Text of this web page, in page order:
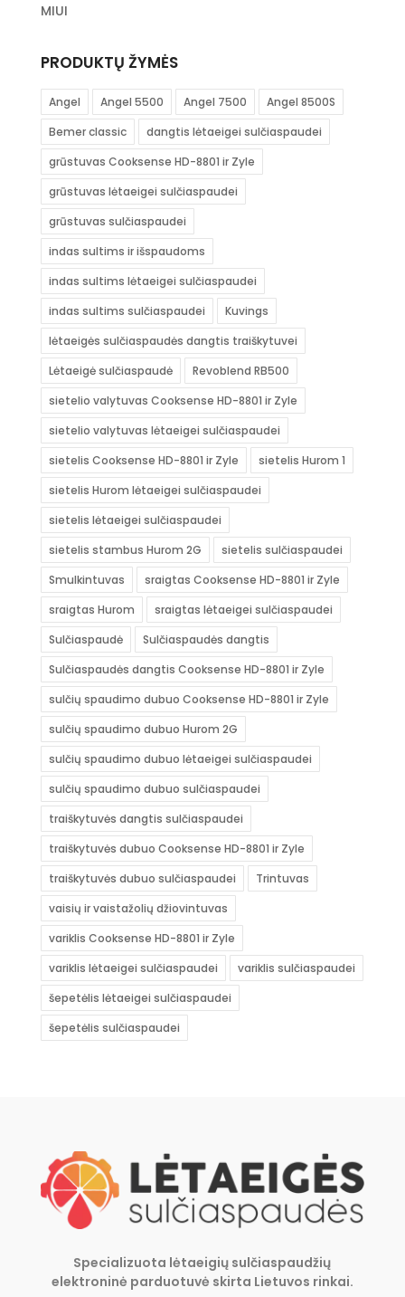
MIUI
PRODUKTŲ ŽYMĖS
Angel Angel 5500 Angel 7500
Angel 8500S
Bemer classic
dangtis lėtaeigei sulčiaspaudei
grūstuvas Cooksense HD-8801 ir Zyle
grūstuvas lėtaeigei sulčiaspaudei
grūstuvas sulčiaspaudei
indas sultims ir išspaudoms
indas sultims lėtaeigei sulčiaspaudei
indas sultims sulčiaspaudei
Kuvings
lėtaeigės sulčiaspaudės dangtis traiškytuvei
Lėtaeigė sulčiaspaudė
Revoblend RB500
sietelio valytuvas Cooksense HD-8801 ir Zyle
sietelio valytuvas lėtaeigei sulčiaspaudei
sietelis Cooksense HD-8801 ir Zyle
sietelis Hurom 1
sietelis Hurom lėtaeigei sulčiaspaudei
sietelis lėtaeigei sulčiaspaudei
sietelis stambus Hurom 2G
sietelis sulčiaspaudei
Smulkintuvas
sraigtas Cooksense HD-8801 ir Zyle
sraigtas Hurom
sraigtas lėtaeigei sulčiaspaudei
Sulčiaspaudė
Sulčiaspaudės dangtis
Sulčiaspaudės dangtis Cooksense HD-8801 ir Zyle
sulčių spaudimo dubuo Cooksense HD-8801 ir Zyle
sulčių spaudimo dubuo Hurom 2G
sulčių spaudimo dubuo lėtaeigei sulčiaspaudei
sulčių spaudimo dubuo sulčiaspaudei
traiškytuvės dangtis sulčiaspaudei
traiškytuvės dubuo Cooksense HD-8801 ir Zyle
traiškytuvės dubuo sulčiaspaudei
Trintuvas
vaisių ir vaistažolių džiovintuvas
variklis Cooksense HD-8801 ir Zyle
variklis lėtaeigei sulčiaspaudei
variklis sulčiaspaudei
šepetėlis lėtaeigei sulčiaspaudei
šepetėlis sulčiaspaudei
Specializuota lėtaeigių sulčiaspaudžių
elektroninė parduotuvė skirta Lietuvos rinkai.